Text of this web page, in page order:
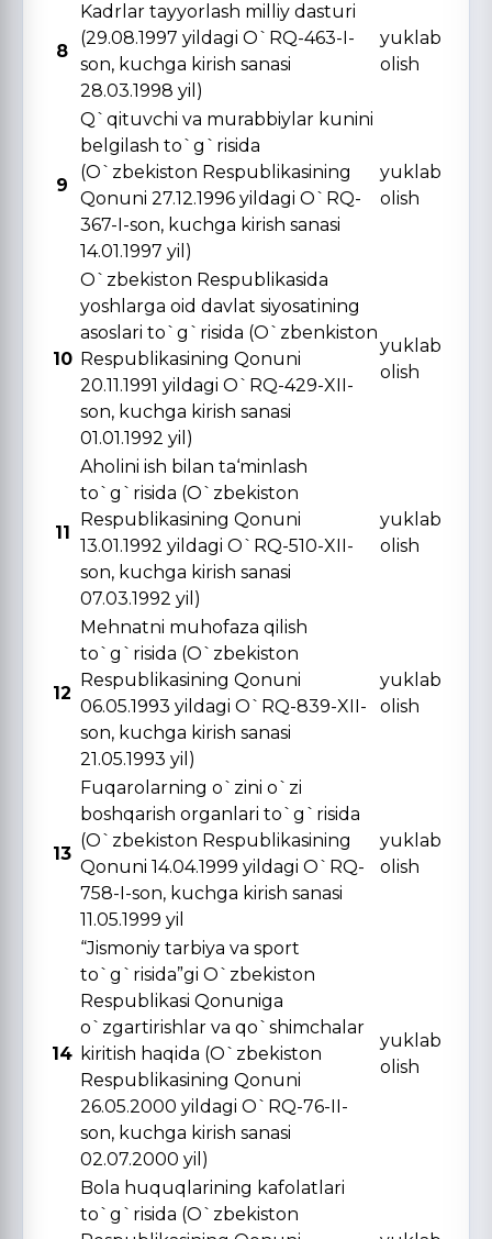
8
Kadrlar tayyorlash milliy dasturi
(29.08.1997 yildagi O`RQ-463-I-
son, kuchga kirish sanasi
28.03.1998 yil)
yuklab
olish
9
Q`qituvchi va murabbiylar kunini
belgilash to`g`risida
(O`zbekiston Respublikasining
Qonuni 27.12.1996 yildagi O`RQ-
367-I-son, kuchga kirish sanasi
14.01.1997 yil)
yuklab
olish
10
O`zbekiston Respublikasida
yoshlarga oid davlat siyosatining
asoslari to`g`risida (O`zbenkiston
Respublikasining Qonuni
20.11.1991 yildagi O`RQ-429-XII-
son, kuchga kirish sanasi
01.01.1992 yil)
yuklab
olish
11
Aholini ish bilan ta‘minlash
to`g`risida (O`zbekiston
Respublikasining Qonuni
13.01.1992 yildagi O`RQ-510-XII-
son, kuchga kirish sanasi
07.03.1992 yil)
yuklab
olish
12
Mehnatni muhofaza qilish
to`g`risida (O`zbekiston
Respublikasining Qonuni
06.05.1993 yildagi O`RQ-839-XII-
son, kuchga kirish sanasi
21.05.1993 yil)
yuklab
olish
13
Fuqarolarning o`zini o`zi
boshqarish organlari to`g`risida
(O`zbekiston Respublikasining
Qonuni 14.04.1999 yildagi O`RQ-
758-I-son, kuchga kirish sanasi
11.05.1999 yil
yuklab
olish
14
“Jismoniy tarbiya va sport
to`g`risida”gi O`zbekiston
Respublikasi Qonuniga
o`zgartirishlar va qo`shimchalar
kiritish haqida (O`zbekiston
Respublikasining Qonuni
26.05.2000 yildagi O`RQ-76-II-
son, kuchga kirish sanasi
02.07.2000 yil)
yuklab
olish
Bola huquqlarining kafolatlari
to`g`risida (O`zbekiston